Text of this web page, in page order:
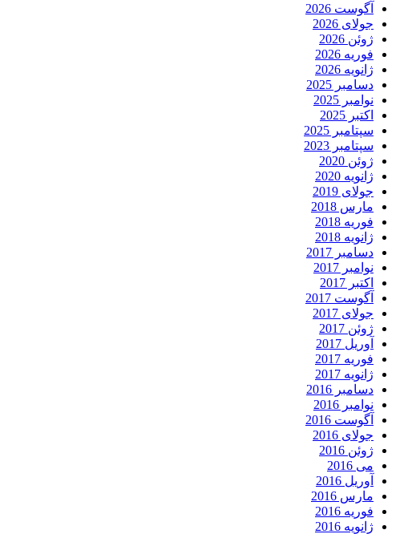
آگوست 2026
جولای 2026
ژوئن 2026
فوریه 2026
ژانویه 2026
دسامبر 2025
نوامبر 2025
اکتبر 2025
سپتامبر 2025
سپتامبر 2023
ژوئن 2020
ژانویه 2020
جولای 2019
مارس 2018
فوریه 2018
ژانویه 2018
دسامبر 2017
نوامبر 2017
اکتبر 2017
آگوست 2017
جولای 2017
ژوئن 2017
آوریل 2017
فوریه 2017
ژانویه 2017
دسامبر 2016
نوامبر 2016
آگوست 2016
جولای 2016
ژوئن 2016
می 2016
آوریل 2016
مارس 2016
فوریه 2016
ژانویه 2016